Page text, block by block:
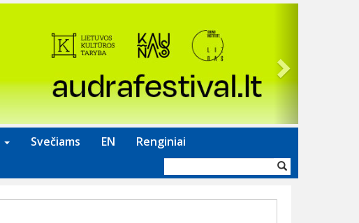
Svečiams EN Renginiai
forma